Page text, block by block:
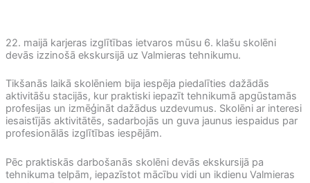
22. maijā karjeras izglītības ietvaros mūsu 6. klašu skolēni
devās izzinošā ekskursijā uz Valmieras tehnikumu.
Tikšanās laikā skolēniem bija iespēja piedalīties dažādās
aktivitāšu stacijās, kur praktiski iepazīt tehnikumā apgūstamās
profesijas un izmēģināt dažādus uzdevumus. Skolēni ar interesi
iesaistījās aktivitātēs, sadarbojās un guva jaunus iespaidus par
profesionālās izglītības iespējām.
Pēc praktiskās darbošanās skolēni devās ekskursijā pa
tehnikuma telpām, iepazīstot mācību vidi un ikdienu Valmieras